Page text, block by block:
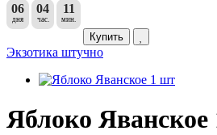
06
дня
04
час.
11
мин.
Купить
Экзотика штучно
Яблоко